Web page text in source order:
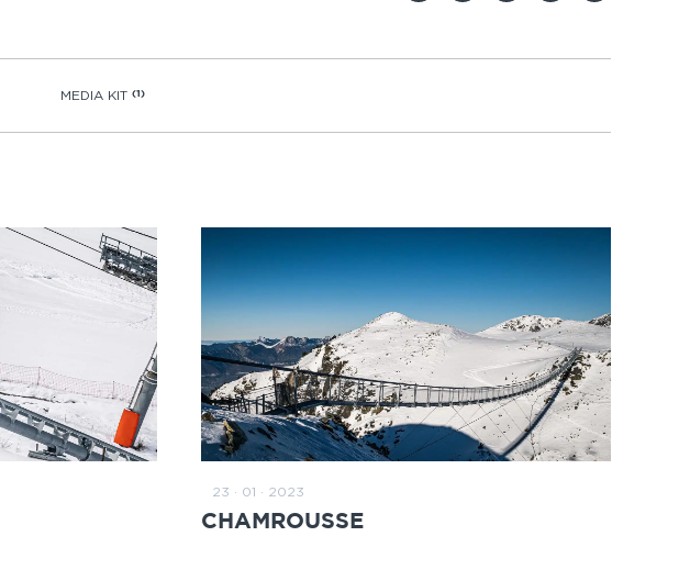
MEDIA KIT (1)
23 · 01 · 2023
CHAMROUSSE